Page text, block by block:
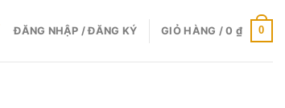
ĐĂNG NHẬP / ĐĂNG KÝ GIỎ HÀNG /0 ₫ 0